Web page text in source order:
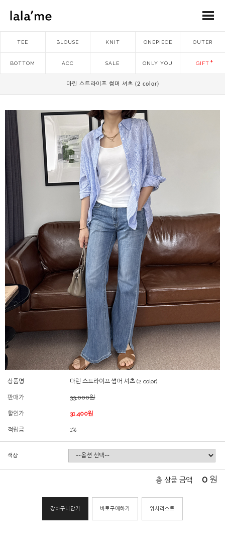
TEE BLOUSE KNIT ONEPIECE OUTER
BOTTOM ACC SALE ONLY YOU GIFT
마린 스트라이프 썸머 셔츠 (2 color)
상품명 마린 스트라이프 썸머 셔츠 (2 color)
판매가 33,000원
할인가 31,400원
적립금 1%
색상
총 상품 금액 0 원
장바구니담기 바로구매하기 위시리스트